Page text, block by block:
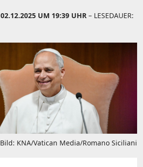
02.12.2025 UM 19:39 UHR – LESEDAUER:
Bild: KNA/Vatican Media/Romano Siciliani